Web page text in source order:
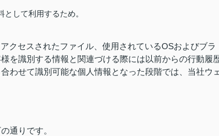
して利用するため。
クセスされたファイル、使用されているOSおよびブラ
を識別する情報と関連づける際には以前からの行動履
わせて識別可能な個人情報となった段階では、当社ウ
通りです。